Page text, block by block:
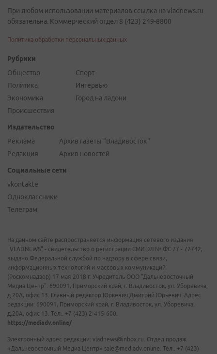
При любом использовании материалов ссылка на vladnews.ru
обязательна. Коммерческий отдел 8 (423) 249-8800
Политика обработки персональных данных
Рубрики
Общество
Политика
Экономика
Происшествия
Спорт
Интервью
Город на ладони
Издательство
Реклама
Редакция
Архив газеты "Владивосток"
Архив новостей
Социальные сети
vkontakte
Одноклассники
Телеграм
На данном сайте распространяется информация сетевого издания
"VLADNEWS" - свидетельство о регистрации СМИ ЭЛ № ФС 77 - 72742,
выдано Федеральной службой по надзору в сфере связи,
информационных технологий и массовых коммуникаций
(Роскомнадзор) 17 мая 2018 г. Учредитель ООО "Дальневосточный
Медиа Центр". 690091, Приморский край, г. Владивосток, ул. Уборевича,
д.20А, офис 13. Главный редактор Юркевич Дмитрий Юрьевич. Адрес
редакции: 690091, Приморский край, г. Владивосток, ул. Уборевича,
д.20А, офис 13. Тел.: +7 (423) 2-415-600.
https://mediadv.online/
Электронный адрес редакции: vladnews@inbox.ru. Отдел продаж
«Дальневосточный Медиа Центр» sale@mediadv.online. Тел.: +7 (423)